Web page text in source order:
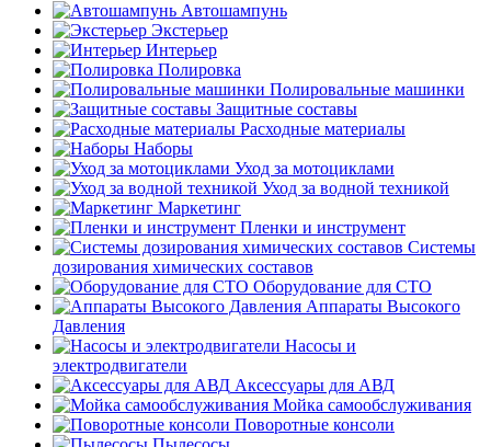
Автошампунь
Экстерьер
Интерьер
Полировка
Полировальные машинки
Защитные составы
Расходные материалы
Наборы
Уход за мотоциклами
Уход за водной техникой
Маркетинг
Пленки и инструмент
Системы
дозирования химических составов
Оборудование для СТО
Аппараты Высокого
Давления
Насосы и
электродвигатели
Аксессуары для АВД
Мойка самообслуживания
Поворотные консоли